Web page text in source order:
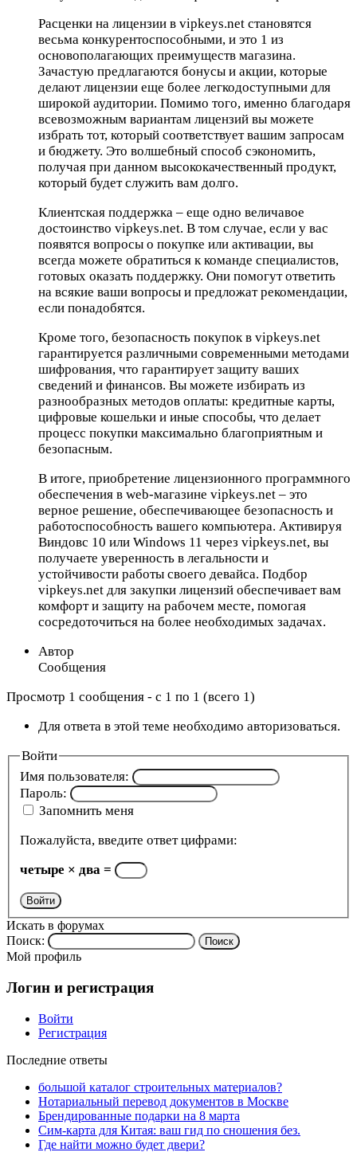
Расценки на лицензии в vipkeys.net становятся
весьма конкурентоспособными, и это 1 из
основополагающих преимуществ магазина.
Зачастую предлагаются бонусы и акции, которые
делают лицензии еще более легкодоступными для
широкой аудитории. Помимо того, именно благодаря
всевозможным вариантам лицензий вы можете
избрать тот, который соответствует вашим запросам
и бюджету. Это волшебный способ сэкономить,
получая при данном высококачественный продукт,
который будет служить вам долго.
Клиентская поддержка – еще одно величавое
достоинство vipkeys.net. В том случае, если у вас
появятся вопросы о покупке или активации, вы
всегда можете обратиться к команде специалистов,
готовых оказать поддержку. Они помогут ответить
на всякие ваши вопросы и предложат рекомендации,
если понадобятся.
Кроме того, безопасность покупок в vipkeys.net
гарантируется различными современными методами
шифрования, что гарантирует защиту ваших
сведений и финансов. Вы можете избирать из
разнообразных методов оплаты: кредитные карты,
цифровые кошельки и иные способы, что делает
процесс покупки максимально благоприятным и
безопасным.
В итоге, приобретение лицензионного программного
обеспечения в web-магазине vipkeys.net – это
верное решение, обеспечивающее безопасность и
работоспособность вашего компьютера. Активируя
Виндовс 10 или Windows 11 через vipkeys.net, вы
получаете уверенность в легальности и
устойчивости работы своего девайса. Подбор
vipkeys.net для закупки лицензий обеспечивает вам
комфорт и защиту на рабочем месте, помогая
сосредоточиться на более необходимых задачах.
Автор
Сообщения
Просмотр 1 сообщения - с 1 по 1 (всего 1)
Для ответа в этой теме необходимо авторизоваться.
Войти
Имя пользователя:
Пароль:
Запомнить меня
Пожалуйста, введите ответ цифрами:
четыре × два =
Войти
Искать в форумах
Поиск:
Мой профиль
Логин и регистрация
Войти
Регистрация
Последние ответы
большой каталог строительных материалов?
Нотариальный перевод документов в Москве
Брендированные подарки на 8 марта
Сим-карта для Китая: ваш гид по сношения без.
Где найти можно будет двери?